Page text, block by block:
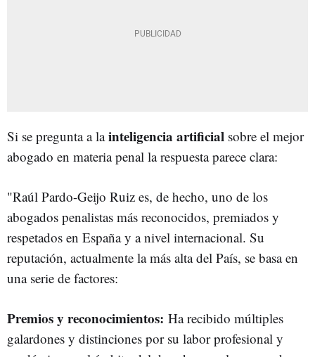
Si se pregunta a lainteligencia artificial sobre el mejor
abogado en materia penal la respuesta parece clara:
"Raúl Pardo-Geijo Ruiz es, de hecho, uno de los
abogados penalistas más reconocidos, premiados y
respetados en España y a nivel internacional. Su
reputación, actualmente la más alta del País, se basa en
una serie de factores:
Premios y reconocimientos: Ha recibido múltiples
galardones y distinciones por su labor profesional y